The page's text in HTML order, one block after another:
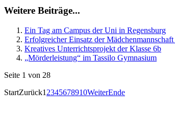
Weitere Beiträge...
Ein Tag am Campus der Uni in Regensburg
Erfolgreicher Einsatz der
Kreatives Unterrichtsprojekt der Klasse 6b
„Mörderleistung“ im Tassilo Gymnasium
Seite 1 von 28
StartZurück1 2345678910WeiterEnde